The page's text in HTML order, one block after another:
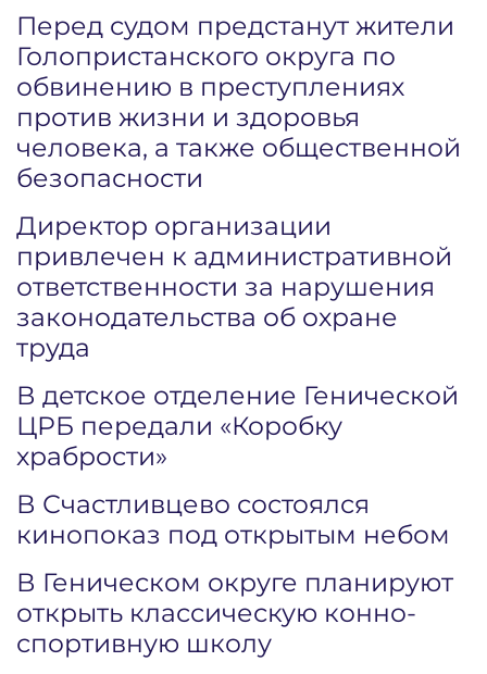
Перед судом предстанут жители
Голопристанского округа по
обвинению в преступлениях
против жизни и здоровья
человека, а также общественной
безопасности
Директор организации
привлечен к административной
ответственности за нарушения
законодательства об охране
труда
В детское отделение Генической
ЦРБ передали «Коробку
храбрости»
В Счастливцево состоялся
кинопоказ под открытым небом
В Геническом округе планируют
открыть классическую конно-
спортивную школу